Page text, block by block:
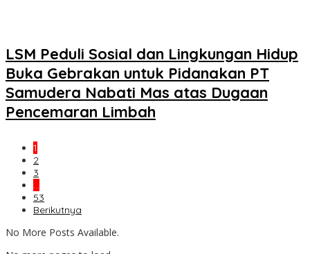
LSM Peduli Sosial dan Lingkungan Hidup
Buka Gebrakan untuk Pidanakan PT
Samudera Nabati Mas atas Dugaan
Pencemaran Limbah
1
2
3
…
53
Berikutnya
No More Posts Available.